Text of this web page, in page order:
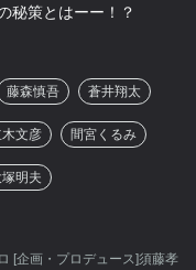
秘策とはーー！？
藤森慎吾 蒼井翔太
文彦 間宮くるみ
塚明夫
[企画・プロデュース]須藤孝